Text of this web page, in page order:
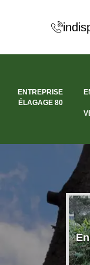
ENTREPRISE
ÉLAGAGE 80